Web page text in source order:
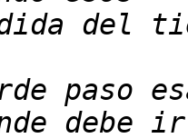
paso